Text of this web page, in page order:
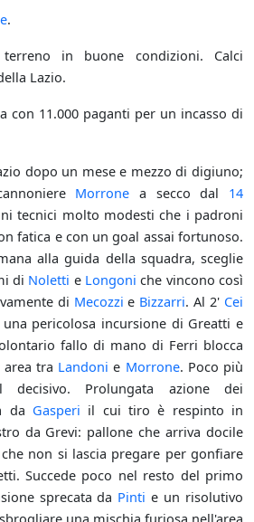
.
in buone condizioni. Calci
Lazio.
con 11.000 paganti per un incasso di
dopo un mese e mezzo di digiuno;
Morrone a secco dal 14
tecnici molto modesti che i padroni
fatica e con un goal assai fortunoso.
alla guida della squadra, sceglie
di Noletti e Longoni che vincono così
di Mecozzi e Bizzarri. Al 2' Cei
pericolosa incursione di Greatti e
fallo di mano di Ferri blocca
tra Landoni e Morrone. Poco più
Prolungata azione dei
da Gasperi il cui tiro è respinto in
da Grevi: pallone che arriva docile
che non si lascia pregare per gonfiare
Succede poco nel resto del primo
sprecata da Pinti e un risolutivo